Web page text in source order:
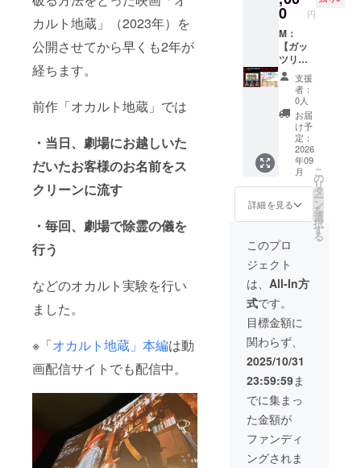
カルト地蔵」（2023年）を
公開させてから早くも2年が
経ちます。
前作「オカルト地蔵」では
・当日、劇場にお越しいた
だいたお客様のお名前をス
クリーンに流す
・毎回、劇場で除霊の儀を
行う
などのオカルト実験を行い
ました。
※「オカルト地蔵」本編は動
画配信サイトでも配信中。
（ニッ
クネー
ム可）
をご記
入くだ
さい。
記入
例：
「社長
地蔵」
※公序良
俗に反
するお
名前、
10文字
以上の
とさせ
ます
ト ・限
定台本
にお名
前クレ
ジッ
ト！ ・
お礼
メッ
セージ
・支援
者限定
画像
（デー
タ） ※
備考欄
に記載
するお
（ニッ
クネー
ム可）
をご記
入くだ
さい。
記入
例：
「社長
地蔵」
※公序良
俗に反
するお
名前、
10文字
以上の
モノは
不掲載
※全長30
㎝ほど
の本物
のお地
蔵様で
す。 ・
撮影現
場を特
別映像
で見
学！
（デー
タ） ・
完成披
露試写
会ご招
待 ・オ
地蔵関
連イベ
ントご
招待 ・
オンラ
イン試
写 ・ク
ラウド
ファン
ディン
グ限定
版
DVD
提供 ・
限定台
本 提
供 ・
【お名
クレ
ジット
・劇場
配布：
フライ
ヤー
NEW!
・劇場
設置：
ポス
ター
NEW!
・エン
ドロー
ル ・
ホーム
ページ
フレッ
ト ・限
定台本
・予告
編 ・
YouTub
e概要欄
・撮影
現場を
特別映
像で見
学！
（デー
タ） ・
完成披
露試写
会ご招
待 ・オ
0 円
M：
【ガッ
ツリス
ポン
サー】
コース
・ご希
望の場
所で上
映イベ
ント開
催
NEW!
関係
者によ
挨拶付
き！ ※
社内イ
ベン
ト、学
園祭、
ホラー
イベン
ト、な
どで上
映可
能！ ※
上映場
所は、
ご準備
くださ
い！
【スペ
支援
者：
0人
お届
け予
定：
2026
年09
月
詳細を見る
こ
の
リ
タ
ー
ン
を
選
択
す
る
このプロ
ジェクト
は、 All-In方
式です。
目標金額に
関わらず、
2025/10/31
23:59:59ま
でに集まっ
た金額が
ファンディ
ングされま